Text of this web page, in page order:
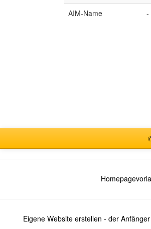
AIM-Name
-
Eigene Website erstellen - der